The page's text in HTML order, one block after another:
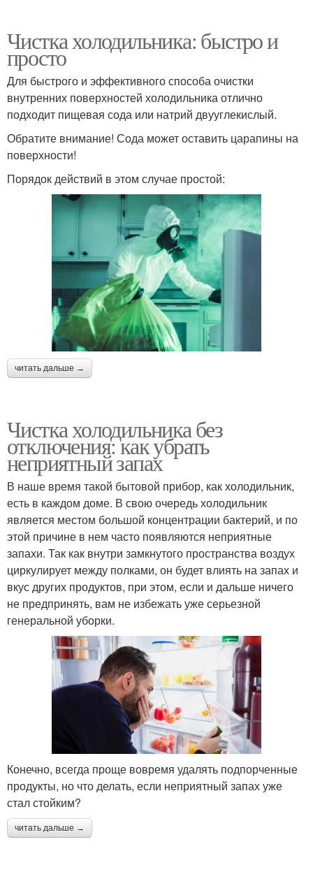
Чистка холодильника: быстро и
просто
Для быстрого и эффективного способа очистки
внутренних поверхностей холодильника отлично
подходит пищевая сода или натрий двууглекислый.
Обратите внимание! Сода может оставить царапины на
поверхности!
Порядок действий в этом случае простой:
читать дальше →
Чистка холодильника без
отключения: как убрать
неприятный запах
В наше время такой бытовой прибор, как холодильник,
есть в каждом доме. В свою очередь холодильник
является местом большой концентрации бактерий, и по
этой причине в нем часто появляются неприятные
запахи. Так как внутри замкнутого пространства воздух
циркулирует между полками, он будет влиять на запах и
вкус других продуктов, при этом, если и дальше ничего
не предпринять, вам не избежать уже серьезной
генеральной уборки.
Конечно, всегда проще вовремя удалять подпорченные
продукты, но что делать, если неприятный запах уже
стал стойким?
читать дальше →